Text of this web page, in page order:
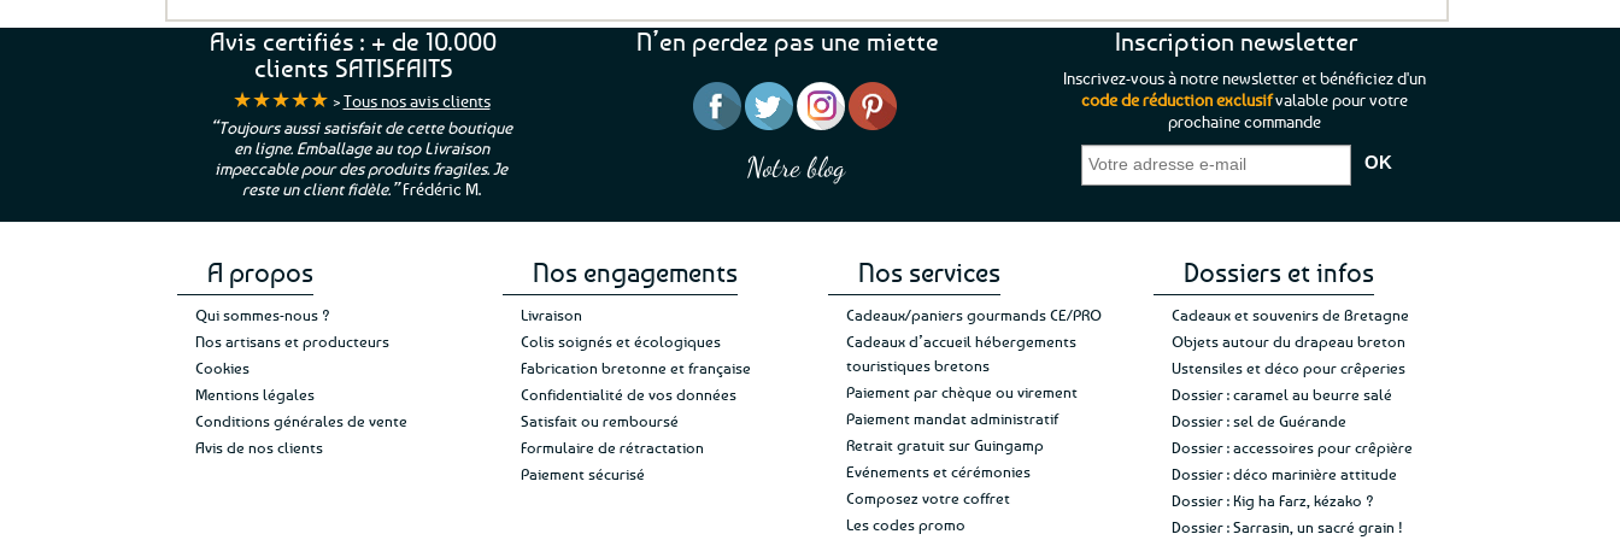
est :
5,25€.
Les
peuvent
être
choisies
sur
la
Avis certifiés : + de 10.000
clients SATISFAITS
★★★★★ >Tous nos avis clients
“Toujours aussi satisfait de cette boutique
en ligne. Emballage au top Livraison
impeccable pour des produits fragiles. Je
reste un client fidèle.”Frédéric M.
“Une boutique que je recommande pour
leur sérieux, des bons et beaux produits
et une équipe à l’écoute :-)”Patricia M.
“J’ai mis 5 étoiles parce que je pouvais pas
en mettre 6 ;)
Je suis plus que satisfaite de mon achat et
de ma livraison. Ne changez rien”Jade C.
“C’est agréable et tout aussi rassurant
de constater qu’il n’y a pas de petite
commande, mais un client à satisfaire.”
N’en perdez pas une miette
Notre blog
Inscription newsletter
Inscrivez-vous à notre newsletter et bénéficiez d'un
code de réduction exclusifvalable pour votre
prochaine commande
A propos
Qui sommes-nous ?
Nos artisans et producteurs
Cookies
Mentions légales
Conditions générales de vente
Avis de nos clients
Nos engagements
Livraison
Colis soignés et écologiques
Fabrication bretonne et française
Confidentialité de vos données
Satisfait ou remboursé
Formulaire de rétractation
Paiement sécurisé
Nos services
Cadeaux/paniers gourmands CE/PRO
Cadeaux d’accueil hébergements
touristiques bretons
Paiement par chèque ou virement
Paiement mandat administratif
Retrait gratuit sur Guingamp
Evénements et cérémonies
Composez votre coffret
Les codes promo
Dossiers et infos
Cadeaux et souvenirs de Bretagne
Objets autour du drapeau breton
Ustensiles et déco pour crêperies
Dossier : caramel au beurre salé
Dossier : sel de Guérande
Dossier : accessoires pour crêpière
Dossier : déco marinière attitude
Dossier : Kig ha Farz, kézako ?
Dossier : Sarrasin, un sacré grain !